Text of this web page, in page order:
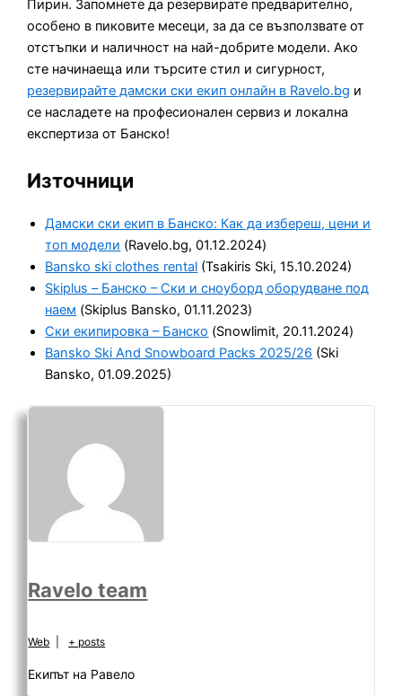
Пирин. Запомнете да резервирате предварително,
особено в пиковите месеци, за да се възползвате от
отстъпки и наличност на най-добрите модели. Ако
сте начинаеща или търсите стил и сигурност,
резервирайте дамски ски екип онлайн в Ravelo.bg и
се насладете на професионален сервиз и локална
експертиза от Банско!
Източници
Дамски ски екип в Банско: Как да избереш, цени и
топ модели (Ravelo.bg, 01.12.2024)
Bansko ski clothes rental (Tsakiris Ski, 15.10.2024)
Skiplus – Банско – Ски и сноуборд оборудване под
наем (Skiplus Bansko, 01.11.2023)
Ски екипировка – Банско (Snowlimit, 20.11.2024)
Bansko Ski And Snowboard Packs 2025/26 (Ski
Bansko, 01.09.2025)
Ravelo team
Web + posts
Екипът на Равело